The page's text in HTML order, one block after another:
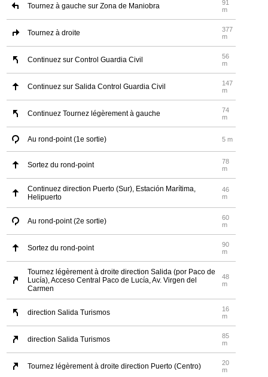
Tournez à gauche sur Zona de Maniobra
91
m
Tournez à droite
377
m
Continuez sur Control Guardia Civil
56
m
Continuez sur Salida Control Guardia Civil
147
m
Continuez Tournez légèrement à gauche
74
m
Au rond-point (1e sortie) 5 m
Sortez du rond-point
78
m
Continuez direction Puerto (Sur), Estación Marítima,
Helipuerto
46
m
Au rond-point (2e sortie)
60
m
Sortez du rond-point
90
m
Tournez légèrement à droite direction Salida (por Paco de
Lucía), Acceso Central Paco de Lucía, Av. Virgen del
Carmen
48
m
direction Salida Turismos
16
m
direction Salida Turismos
85
m
Tournez légèrement à droite direction Puerto (Centro)
20
m